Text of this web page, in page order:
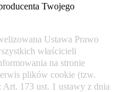
Twojego
Ustawa Prawo
właścicieli
na stronie
plików cookie (tzw.
173 ust. 1 ustawy z dnia